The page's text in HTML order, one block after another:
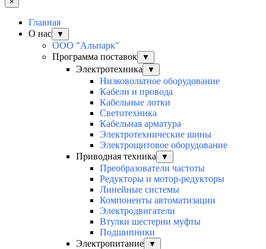
Главная
О нас
▼
ООО "Альпарк"
Программа поставок
▼
Электротехника ▼
Низковольтное оборудование
Кабели и провода
Кабельные лотки
Светотехника
Кабельная арматура
Электротехнические шины
Электрощитовое оборудование
Приводная техника
▼
Преобразователи частоты
Редукторы и мотор-редукторы
Линейные системы
Компоненты автоматизации
Электродвигатели
Втулки шестерни муфты
Подшипники
Электропитание
▼